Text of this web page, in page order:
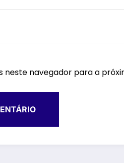
neste navegador para a